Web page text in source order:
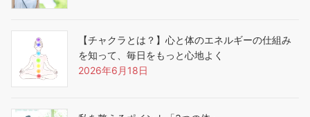
【チャクラとは？】心と体のエネルギーの仕組み
を知って、毎日をもっと心地よく
2026年6月18日